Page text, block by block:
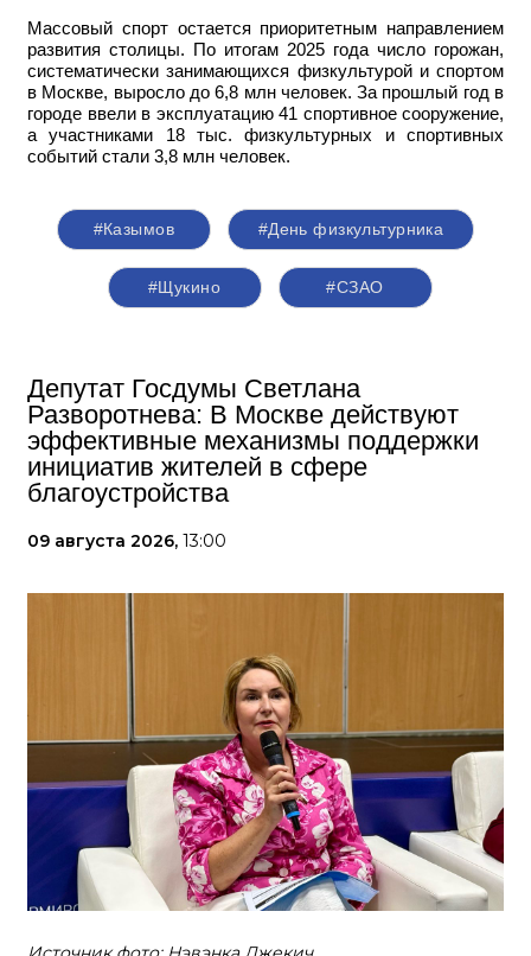
Массовый спорт остается приоритетным направлением
развития столицы. По итогам 2025 года число горожан,
систематически занимающихся физкультурой и спортом
в Москве, выросло до 6,8 млн человек. За прошлый год в
городе ввели в эксплуатацию 41 спортивное сооружение,
а участниками 18 тыс. физкультурных и спортивных
событий стали 3,8 млн человек.
#Казымов #День физкультурника
#Щукино #СЗАО
Депутат Госдумы Светлана
Разворотнева: В Москве действуют
эффективные механизмы поддержки
инициатив жителей в сфере
благоустройства
09 августа 2026, 13:00